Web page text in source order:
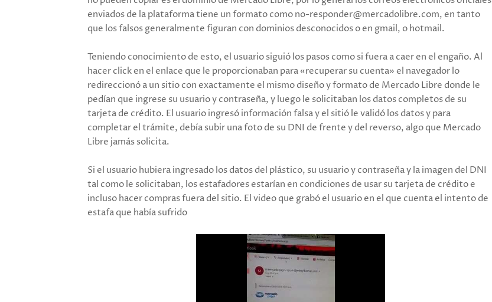
enviados de la plataforma tiene un formato como no-responder@mercadolibre.com, en tanto
que los falsos generalmente figuran con dominios desconocidos o en gmail, o hotmail.
Teniendo conocimiento de esto, el usuario siguió los pasos como si fuera a caer en el engaño. Al
hacer click en el enlace que le proporcionaban para «recuperar su cuenta» el navegador lo
redireccionó a un sitio con exactamente el mismo diseño y formato de Mercado Libre donde le
pedían que ingrese su usuario y contraseña, y luego le solicitaban los datos completos de su
tarjeta de crédito. El usuario ingresó información falsa y el sitió le validó los datos y para
completar el trámite, debía subir una foto de su DNI de frente y del reverso, algo que Mercado
Libre jamás solicita.
Si el usuario hubiera ingresado los datos del plástico, su usuario y contraseña y la imagen del DNI
tal como le solicitaban, los estafadores estarían en condiciones de usar su tarjeta de crédito e
incluso hacer compras fuera del sitio. El video que grabó el usuario en el que cuenta el intento de
estafa que había sufrido